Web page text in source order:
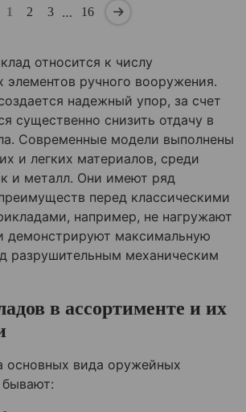
1 2 3 … 16
относится к числу
элементов ручного вооружения.
надежный упор, за счет
существенно снизить отдачу в
Современные модели выполнены
и легких материалов, среди
и металл. Они имеют ряд
перед классическими
например, не нагружают
демонстрируют максимальную
разрушительным механическим
в ассортименте и их
основных вида оружейных